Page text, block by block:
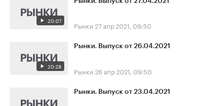
20:07 Рынки 27 апр 2021, 09:50
20:28
Рынки. Выпуск от 26.04.2021
Рынки 26 апр 2021, 09:50
Рынки. Выпуск от 23.04.2021